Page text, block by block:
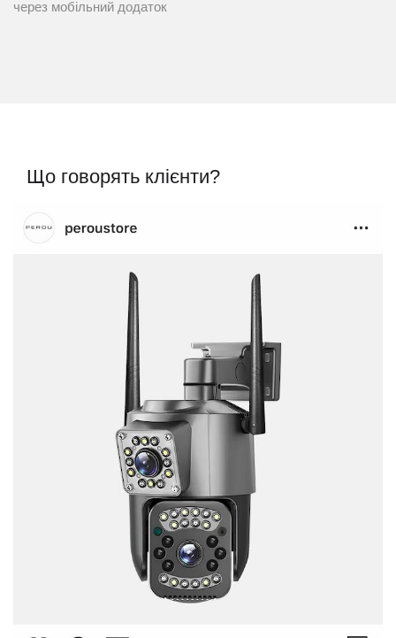
через мобільний додаток
Що говорять клієнти?